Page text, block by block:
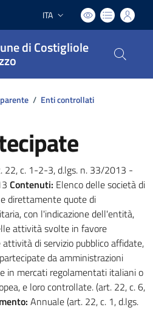
Lingua attiva:
ITA
di Costigliole
/ Enti controllati
22, c. 1-2-3, d.lgs. n. 33/2013 -
Contenuti: Elenco delle società di
direttamente quote di
con l'indicazione dell'entità,
attività svolte in favore
di servizio pubblico affidate,
da amministrazioni
in mercati regolamentati italiani o
e loro controllate. (art. 22, c. 6,
Annuale (art. 22, c. 1, d.lgs.